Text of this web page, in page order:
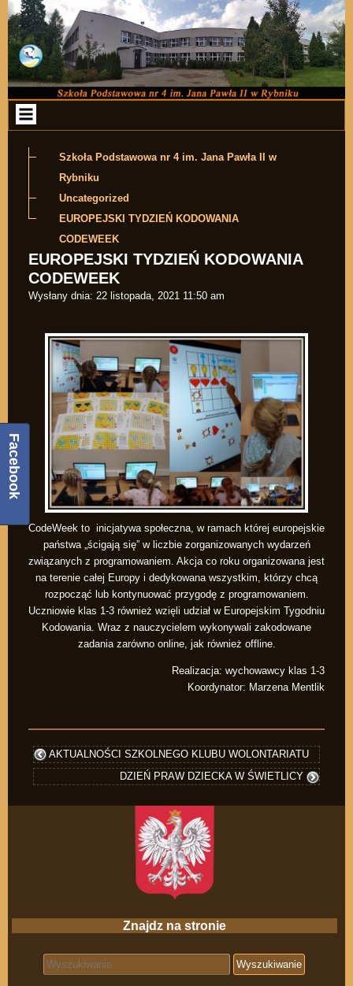
Przejdź do zawartości
Szkoła Podstawowa nr 4 im. Jana Pawła II w
Rybniku
Uncategorized
EUROPEJSKI TYDZIEŃ KODOWANIA
CODEWEEK
EUROPEJSKI TYDZIEŃ KODOWANIA
CODEWEEK
Wysłany dnia: 22 listopada, 2021 11:50 am
CodeWeek to inicjatywa społeczna, w ramach której europejskie
państwa „ścigają się” w liczbie zorganizowanych wydarzeń
związanych z programowaniem. Akcja co roku organizowana jest
na terenie całej Europy i dedykowana wszystkim, którzy chcą
rozpocząć lub kontynuować przygodę z programowaniem.
Uczniowie klas 1-3 również wzięli udział w Europejskim Tygodniu
Kodowania. Wraz z nauczycielem wykonywali zakodowane
zadania zarówno online, jak również offline.
Realizacja: wychowawcy klas 1-3
Koordynator: Marzena Mentlik
AKTUALNOŚCI SZKOLNEGO KLUBU WOLONTARIATU
DZIEŃ PRAW DZIECKA W ŚWIETLICY
Znajdz na stronie
Search for:
Facebook